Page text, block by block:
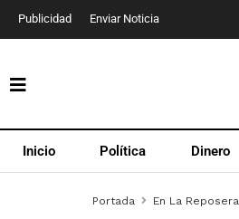
Publicidad Enviar Noticia
Inicio Política Dinero
Portada En La Reposera